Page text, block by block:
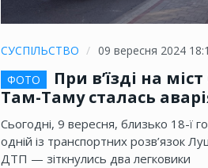
СУСПІЛЬСТВО
09 вересня 2024
ФОТО
При в’їзді на міст
Там-Таму сталась
Сьогодні, 9 вересня, близько 18-ї
одній із транспортних розв’язок
ДТП — зіткнулись два легковики